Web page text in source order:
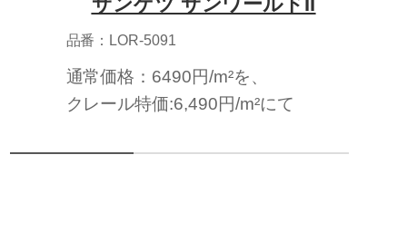
品番：LOR-5091
通常価格：6490円/m²を、
クレール特価:6,490円/m²にて